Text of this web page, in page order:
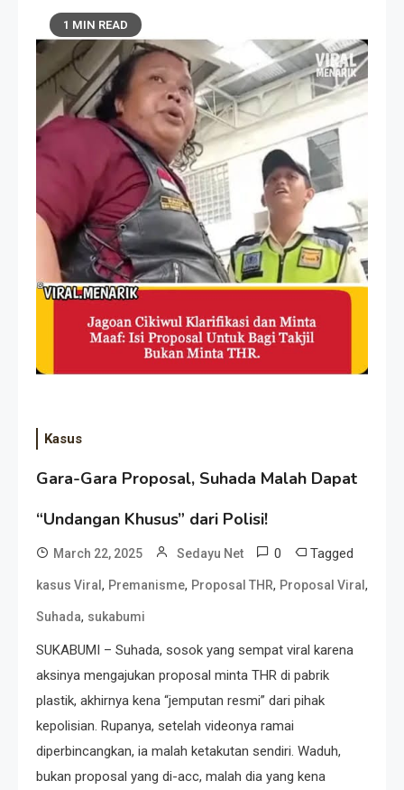
1 MIN READ
Kasus
Gara-Gara Proposal, Suhada Malah Dapat
“Undangan Khusus” dari Polisi!
March 22, 2025 Sedayu Net 0 Tagged
kasus Viral , Premanisme, Proposal THR, Proposal Viral ,
Suhada, sukabumi
SUKABUMI – Suhada, sosok yang sempat viral karena
aksinya mengajukan proposal minta THR di pabrik
plastik, akhirnya kena “jemputan resmi” dari pihak
kepolisian. Rupanya, setelah videonya ramai
diperbincangkan, ia malah ketakutan sendiri. Waduh,
bukan proposal yang di-acc, malah dia yang kena